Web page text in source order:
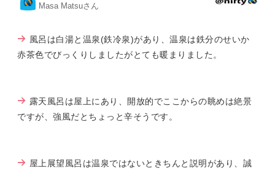
Masa Matsuさん
風呂は白湯と温泉(鉄冷泉)があり、温泉は鉄分のせいか
赤茶色でびっくりしましたがとても暖まりました。
露天風呂は屋上にあり、開放的でここからの眺めは絶景
ですが、強風だとちょっと辛そうです。
屋上展望風呂は温泉ではないときちんと説明があり、誠